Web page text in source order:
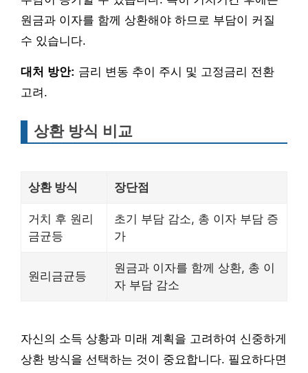
원금과 이자를 함께 상환해야 하므로 부담이 커질
수 있습니다.
대처 방안: 금리 변동 추이 주시 및 고정금리 전환
고려.
상환 방식 비교
상환 방식 장단점
거치 후 원리
금균등
초기 부담 감소, 총 이자 부담 증
가
원리금균등
원금과 이자를 함께 상환, 총 이
자 부담 감소
자신의 소득 상황과 미래 계획을 고려하여 신중하게
상환 방식을 선택하는 것이 중요합니다. 필요하다면